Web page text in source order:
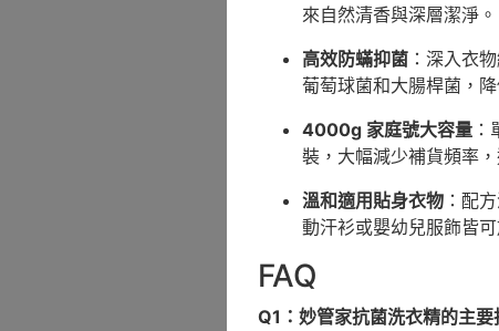
來自然清香與深層潔淨。
高效防蟎抑菌：深入衣
葡萄球菌和大腸桿菌，
4000g 家庭號大容量：
裝，大幅減少補貨頻率
溫和適用貼身衣物：配
動汗衫或嬰幼兒服飾皆可
FAQ
Q1：妙管家抗菌洗衣精的主要